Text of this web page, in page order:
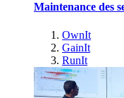
Maintenance des
OwnIt
GainIt
RunIt